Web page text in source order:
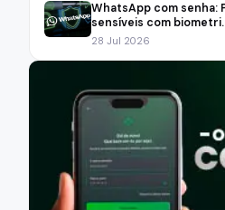
WhatsApp com senha:
sensíveis com
28 Jul 2026